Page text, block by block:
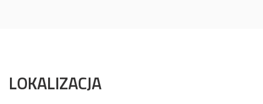
LOKALIZACJA